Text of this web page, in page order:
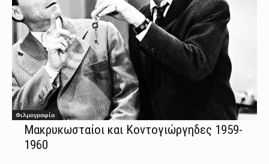
Φιλμογραφία
Μακρυκωσταίοι και Κοντογιώργηδες 1959-
1960